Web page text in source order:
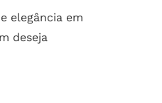
elegância em
deseja